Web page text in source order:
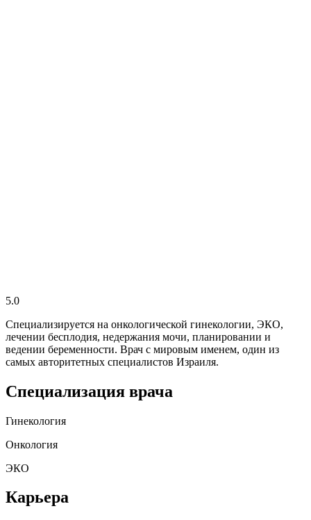
5.0
Специализируется на онкологической гинекологии, ЭКО,
лечении бесплодия, недержания мочи, планировании и
ведении беременности. Врач с мировым именем, один из
самых авторитетных специалистов Израиля.
Специализация врача
Гинекология
Онкология
ЭКО
Карьера